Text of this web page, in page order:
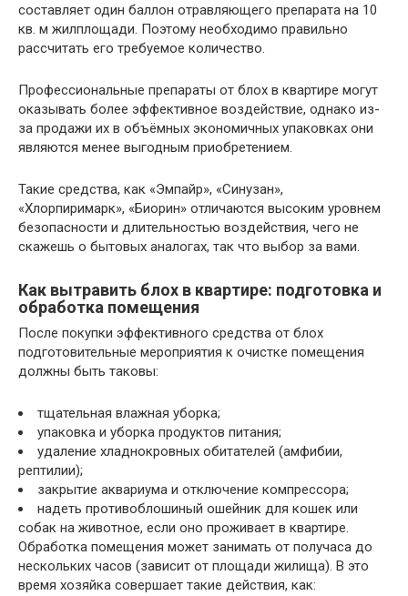
составляет один баллон отравляющего препарата на 10
кв. м жилплощади. Поэтому необходимо правильно
рассчитать его требуемое количество.
Профессиональные препараты от блох в квартире могут
оказывать более эффективное воздействие, однако из-
за продажи их в объёмных экономичных упаковках они
являются менее выгодным приобретением.
Такие средства, как «Эмпайр», «Синузан»,
«Хлорпиримарк», «Биорин» отличаются высоким уровнем
безопасности и длительностью воздействия, чего не
скажешь о бытовых аналогах, так что выбор за вами.
Как вытравить блох в квартире: подготовка и
обработка помещения
После покупки эффективного средства от блох
подготовительные мероприятия к очистке помещения
должны быть таковы:
тщательная влажная уборка;
упаковка и уборка продуктов питания;
удаление хладнокровных обитателей (амфибии,
рептилии);
закрытие аквариума и отключение компрессора;
надеть противоблошиный ошейник для кошек или
собак на животное, если оно проживает в квартире.
Обработка помещения может занимать от получаса до
нескольких часов (зависит от площади жилища). В это
время хозяйка совершает такие действия, как: